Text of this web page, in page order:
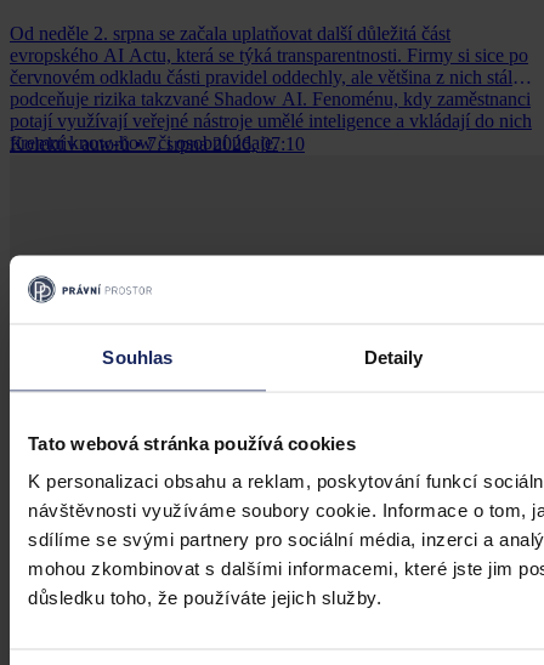
Souhlas Detaily
Tato webová stránka používá cookies
K personalizaci obsahu a reklam, poskytování funkcí
návštěvnosti využíváme soubory cookie. Informace o tom,
sdílíme se svými partnery pro sociální média, inzerci a
mohou zkombinovat s dalšími informacemi, které jste jim
důsledku toho, že používáte jejich služby.
Od neděle 2. srpna se začala uplatňovat další důležitá část
evropského AI Actu, která se týká transparentnosti. Firmy si sice po
červnovém odkladu části pravidel oddechly, ale většina z nich stále
podceňuje rizika takzvané Shadow AI. Fenoménu, kdy zaměstnanci
potají využívají veřejné nástroje umělé inteligence a vkládají do nich
firemní know-how či osobní údaje.
Kolektiv autorů • 7. srpna 2026, 07:10